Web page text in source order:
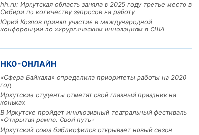
hh.ru: Иркутская область заняла в 2025 году третье место в
Сибири по количеству запросов на работу
Юрий Козлов принял участие в международной
конференции по хирургическим инновациям в США
НКО-ОНЛАЙН
«Сфера Байкала» определила приоритеты работы на 2020
год
Иркутские студенты отметят свой главный праздник на
коньках
В Иркутске пройдет инклюзивный театральный фестиваль
«Открытая рампа. Свой путь»
Иркутский союз библиофилов открывает новый сезон
Льготный заём в 9 миллионов
машиностроительное предприятие